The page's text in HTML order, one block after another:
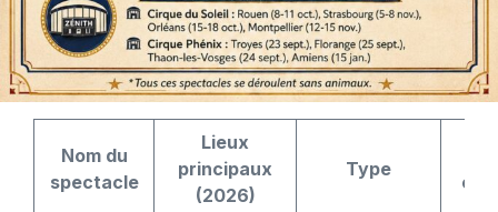
Nom du
spectacle
Lieux
principaux
(2026)
Type